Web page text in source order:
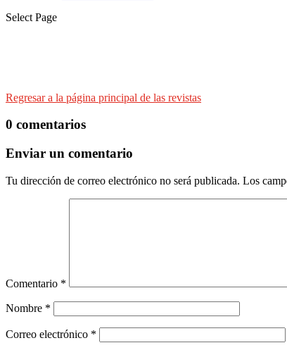
Select Page
Regresar a la página principal de las revistas
0 comentarios
Enviar un comentario
Tu dirección de correo electrónico no será publicada. Los
Comentario *
Nombre *
Correo electrónico *